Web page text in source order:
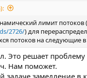
лимит потоков (
2726/) для
потоков на следующие в
Это решает
Нам поможет.
задаче замедление в